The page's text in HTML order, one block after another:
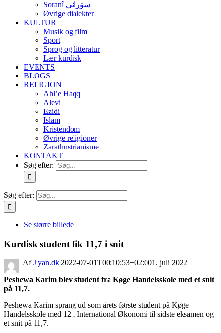
Soranî سۆرانی
Øvrige dialekter
KULTUR
Musik og film
Sport
Sprog og litteratur
Lær kurdisk
EVENTS
BLOGS
RELIGION
Ahl’e Haqq
Alevi
Ezidi
Islam
Kristendom
Øvrige religioner
Zarathustrianisme
KONTAKT
Søg efter:
Søg efter:
Se større billede
Kurdisk student fik 11,7 i snit
By Jiyan.dk|2022-07-01T00:10:53+02:001. juli 2022|
Peshewa Karim blev student fra Køge Handelsskole med et snit
på 11,7.
Peshewa Karim sprang ud som årets første student på Køge
Handelsskole med 12 i International Økonomi til sidste eksamen og
et snit på 11,7.